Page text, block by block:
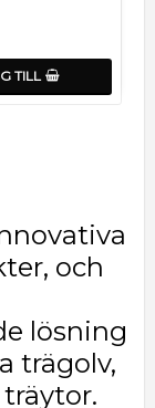
TILL
och
lösning
trägolv,